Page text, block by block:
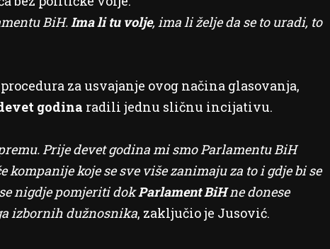
BiH.Ima li tu volje, ima li želje da se to uradi, to
za usvajanje ovog načina glasovanja,
godina radili jednu sličnu incijativu.
Prije devet godina mi smo Parlamentu BiH
koje se sve više zanimaju za to i gdje bi se
nigdje pomjeriti dokParlament BiHne donese
izbornih dužnosnika, zaključio je Jusović.